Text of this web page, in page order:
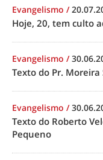
Evangelismo /
Hoje, 20, tem culto
Evangelismo /
Texto do Pr.
Evangelismo /
Texto do Roberto
Pequeno